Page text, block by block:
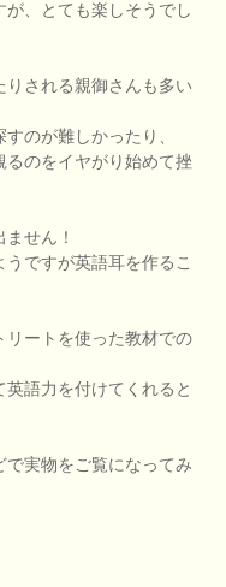
、とても楽しそうでし
される親御さんも多い
のが難しかったり、
るのをイヤがり始めて挫
せん！
ですが英語耳を作るこ
リートを使った教材での
語力を付けてくれると
実物をご覧になってみ